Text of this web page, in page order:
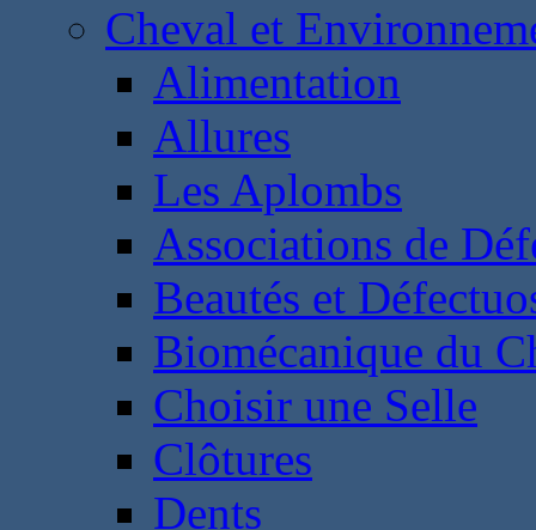
Cheval et
Alimentation
Allures
Les Aplombs
Associations de
Beautés et
Biomécanique du
Choisir une Selle
Clôtures
Dents